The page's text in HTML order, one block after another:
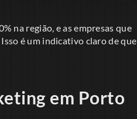
na região, e as empresas que
é um indicativo claro de que
em Porto